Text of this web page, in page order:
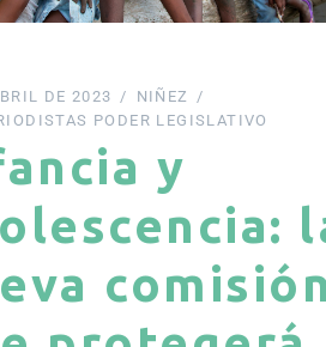
DE 2023
NIÑEZ
PODER LEGISLATIVO
y